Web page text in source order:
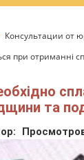
Консультации от
при отриманні
та